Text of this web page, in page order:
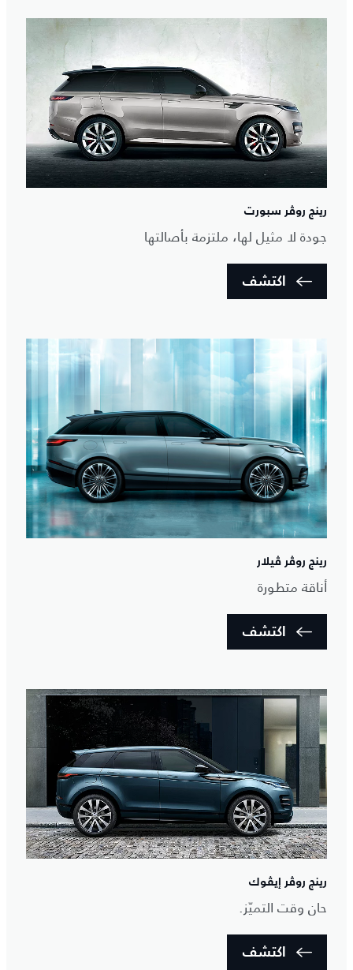
رينج روڤر سبورت
جودة لا مثيل لها، ملتزمة بأصالتها
اكتشف
رينج روڤر ڤيلار
أناقة متطورة
اكتشف
رينج روڤر إيڤوك
حان وقت التميّز.
اكتشف